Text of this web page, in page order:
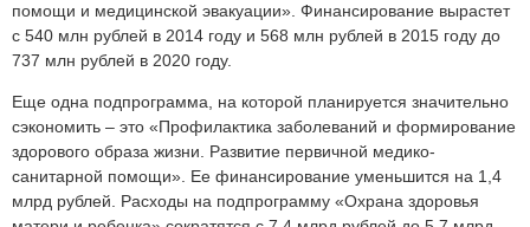
помощи и медицинской эвакуации». Финансирование вырастет
с 540 млн рублей в 2014 году и 568 млн рублей в 2015 году до
737 млн рублей в 2020 году.
Еще одна подпрограмма, на которой планируется значительно
сэкономить – это «Профилактика заболеваний и формирование
здорового образа жизни. Развитие первичной медико-
санитарной помощи». Ее финансирование уменьшится на 1,4
млрд рублей. Расходы на подпрограмму «Охрана здоровья